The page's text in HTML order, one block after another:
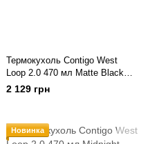
Термокухоль Contigo West
Loop 2.0 470 мл Matte Black
(2074647)
2 129 грн
Новинка